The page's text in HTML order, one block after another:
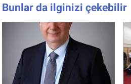
Bunlar da ilginizi çekebilir